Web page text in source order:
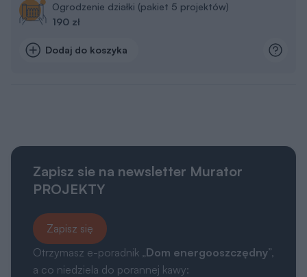
Ogrodzenie działki (pakiet 5 projektów)
190 zł
Dodaj do koszyka
Zapisz sie na newsletter Murator
PROJEKTY
Zapisz się
Otrzymasz e-poradnik „Dom energooszczędny”,
a co niedziela do porannej kawy: